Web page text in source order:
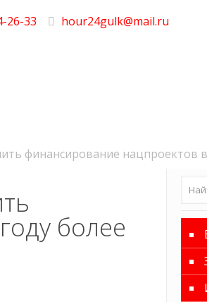
26-33 hour24gulk@mail.ru
финансирование нацпроектов
более